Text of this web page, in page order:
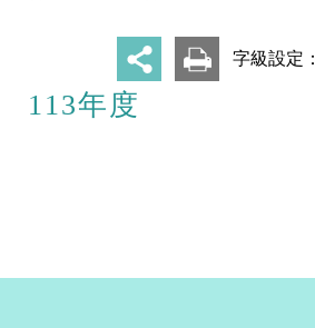
字級設定：
113年度